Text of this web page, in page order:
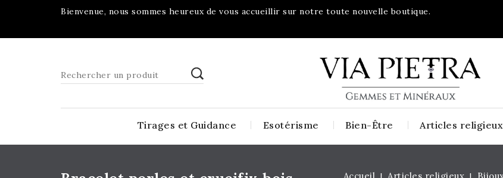
Bienvenue, nous sommes heureux de vous accueillir sur notre toute nouvelle boutique.
Tirages et Guidance Esotérisme Bien-Être Articles religieux